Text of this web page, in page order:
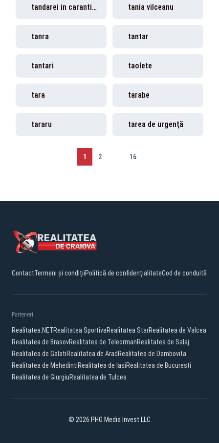
tandarei in carantina tania vilceanu
tanra tantar
tantari taolete
tara tarabe
tararu tarea de urgenţă
1 2 16
ContactTermeni și condițiiPolitică de confidențialitateCod de conduită
Parteneri:
Realitatea.NETRealitatea SportivaRealitatea StarRealitatea de Valcea
Realitatea de BrasovRealitatea de TeleormanRealitatea de Salaj
Realitatea de GalatiRealitatea de Arad Realitatea de Dambovita
Realitatea de MehedintiRealitatea de IasiRealitatea de Bucuresti
Realitatea de GiurgiuRealitatea de Tulcea
© 2026 PHG Media Invest LLC